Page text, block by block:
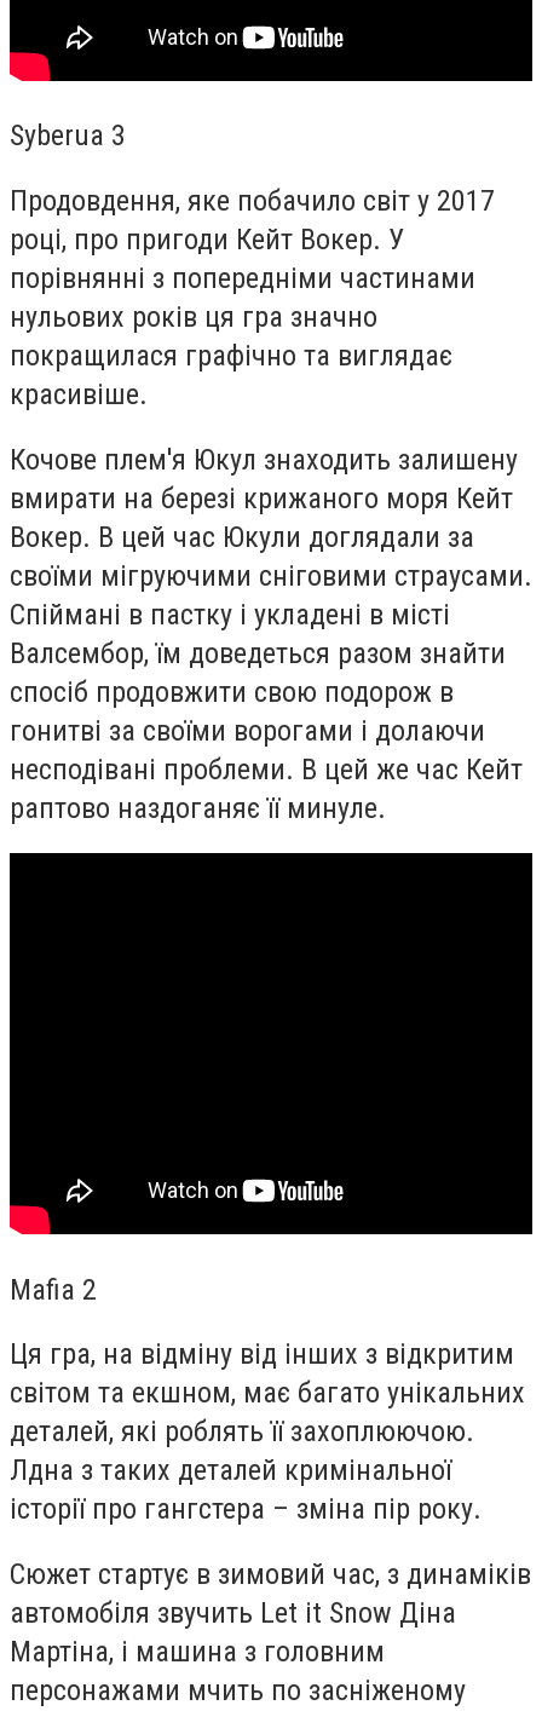
Syberua 3
Продовдення, яке побачило світ у 2017
році, про пригоди Кейт Вокер. У
порівнянні з попередніми частинами
нульових років ця гра значно
покращилася графічно та виглядає
красивіше.
Кочове плем'я Юкул знаходить залишену
вмирати на березі крижаного моря Кейт
Вокер. В цей час Юкули доглядали за
своїми мігруючими сніговими страусами.
Спіймані в пастку і укладені в місті
Валсембор, їм доведеться разом знайти
спосіб продовжити свою подорож в
гонитві за своїми ворогами і долаючи
несподівані проблеми. В цей же час Кейт
раптово наздоганяє її минуле.
Mafia 2
Ця гра, на відміну від інших з відкритим
світом та екшном, має багато унікальних
деталей, які роблять її захоплюючою.
Лдна з таких деталей кримінальної
історії про гангстера – зміна пір року.
Сюжет стартує в зимовий час, з динаміків
автомобіля звучить Let it Snow Діна
Мартіна, і машина з головним
персонажами мчить по засніженому